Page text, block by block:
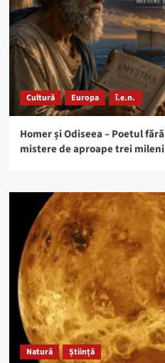
Cultură Europa î.e.n.
Homer și Odiseea – Poetul
mistere de aproape trei
Natură Știință